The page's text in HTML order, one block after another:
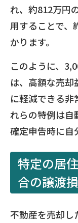
れ、約812万円
用することで、
かります。
このように、
は、高額な売
に軽減できる非
れらの特例は自
確定申告時に自
特定の居
合の譲渡
不動産を売却し